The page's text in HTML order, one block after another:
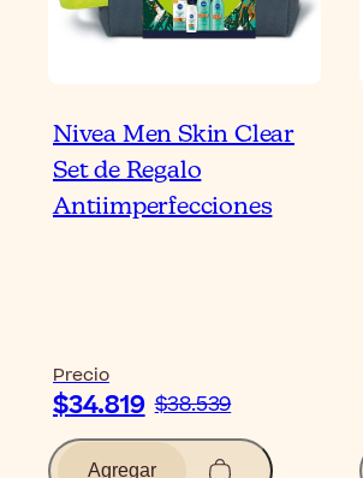
Nivea Men Skin Clear
Set de Regalo
Antiimperfecciones
Precio
$34.819 $38.539
Agregar